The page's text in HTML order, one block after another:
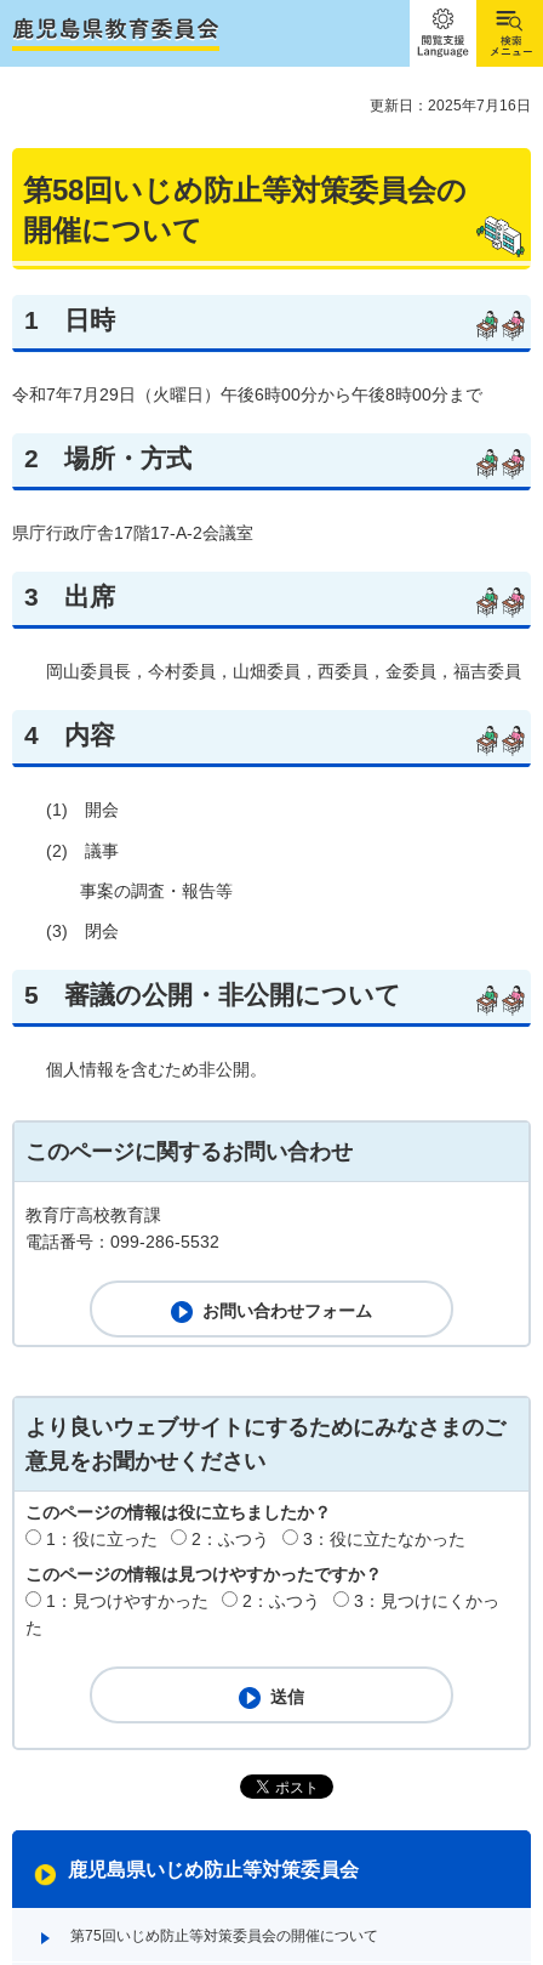
閲覧支
援
Language
検索メ
ニュー
更新日：2025年7月16日
第58回いじめ防止等対策委員会の
開催について
1 日時
令和7年7月29日（火曜日）午後6時00分から午後8時00分まで
2 場所・方式
県庁行政庁舎17階17-A-2会議室
3 出席
岡山委員長，今村委員，山畑委員，西委員，金委員，福吉委員
4 内容
(1) 開会
(2) 議事
事案の調査・報告等
(3) 閉会
5 審議の公開・非公開について
個人情報を含むため非公開。
このページに関するお問い合わせ
教育庁高校教育課
電話番号：099-286-5532
より良いウェブサイトにするためにみなさまのご
意見をお聞かせください
このページの情報は役に立ちましたか？
1：役に立った
2：ふつう
3：役に立たなかった
このページの情報は見つけやすかったですか？
1：見つけやすかった
2：ふつう
3：見つけにくかっ
た
鹿児島県いじめ防止等対策委員会
第75回いじめ防止等対策委員会の開催について